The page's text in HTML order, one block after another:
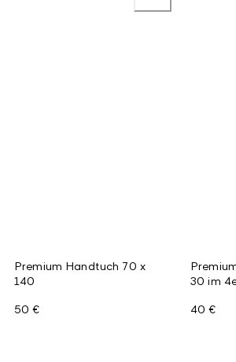
Premium Handtuch 70 x
140
50 €
30 im
40 €